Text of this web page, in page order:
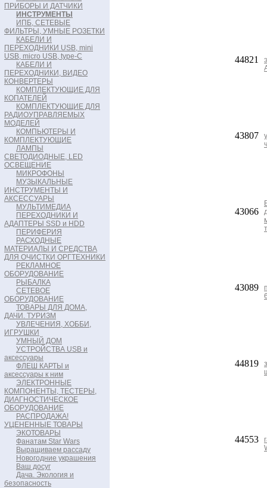
ПРИБОРЫ И ДАТЧИКИ
ИНСТРУМЕНТЫ
ИПБ, СЕТЕВЫЕ
ФИЛЬТРЫ, УМНЫЕ РОЗЕТКИ
КАБЕЛИ И
ПЕРЕХОДНИКИ USB, mini
USB, micro USB, type-C
КАБЕЛИ И
ПЕРЕХОДНИКИ, ВИДЕО
КОНВЕРТЕРЫ
КОМПЛЕКТУЮЩИЕ ДЛЯ
КОПАТЕЛЕЙ
КОМПЛЕКТУЮЩИЕ ДЛЯ
РАДИОУПРАВЛЯЕМЫХ
МОДЕЛЕЙ
КОМПЬЮТЕРЫ И
КОМПЛЕКТУЮЩИЕ
ЛАМПЫ
СВЕТОДИОДНЫЕ, LED
ОСВЕЩЕНИЕ
МИКРОФОНЫ
МУЗЫКАЛЬНЫЕ
ИНСТРУМЕНТЫ И
АКСЕССУАРЫ
МУЛЬТИМЕДИА
ПЕРЕХОДНИКИ И
АДАПТЕРЫ SSD и HDD
ПЕРИФЕРИЯ
РАСХОДНЫЕ
МАТЕРИАЛЫ И СРЕДСТВА
ДЛЯ ОЧИСТКИ ОРГТЕХНИКИ
РЕКЛАМНОЕ
ОБОРУДОВАНИЕ
РЫБАЛКА
СЕТЕВОЕ
ОБОРУДОВАНИЕ
ТОВАРЫ ДЛЯ ДОМА,
ДАЧИ. ТУРИЗМ
УВЛЕЧЕНИЯ, ХОББИ,
ИГРУШКИ
УМНЫЙ ДОМ
УСТРОЙСТВА USB и
аксессуары
ФЛЕШ КАРТЫ и
аксессуары к ним
ЭЛЕКТРОННЫЕ
КОМПОНЕНТЫ, ТЕСТЕРЫ,
ДИАГНОСТИЧЕСКОЕ
ОБОРУДОВАНИЕ
РАСПРОДАЖА!
УЦЕНЕННЫЕ ТОВАРЫ
ЭКОТОВАРЫ
Фанатам Star Wars
Выращиваем рассаду
Новогодние украшения
Ваш досуг
Дача. Экология и
безопасность
44821
43807
43066
43089
44819
44553